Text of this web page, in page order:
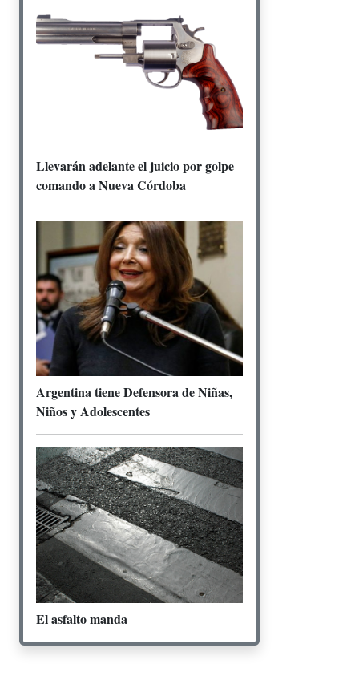
Llevarán adelante el juicio por golpe
comando a Nueva Córdoba
Argentina tiene Defensora de Niñas,
Niños y Adolescentes
El asfalto manda